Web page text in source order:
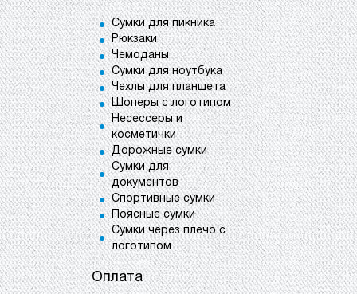
Сумки для пикника
Рюкзаки
Чемоданы
Сумки для ноутбука
Чехлы для планшета
Шоперы с логотипом
Несессеры и
косметички
Дорожные сумки
Сумки для
документов
Спортивные сумки
Поясные сумки
Сумки через плечо с
логотипом
Оплата